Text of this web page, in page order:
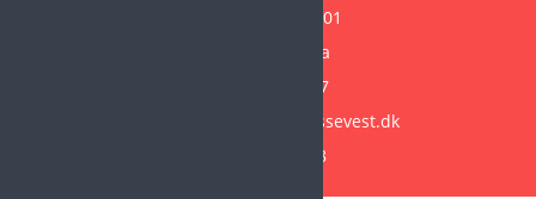
Vestre Ringvej 101
7000 Fredericia
Tlf: 75 85 88 57
info@beautymessevest.dk
CVR: 36936568